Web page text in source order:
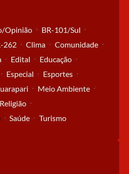
Opinião
BR-101/Sul
262 Clima
Comunidade
Edital
Educação
Especial
Esportes
Meio Ambiente
Religião
Saúde Turismo